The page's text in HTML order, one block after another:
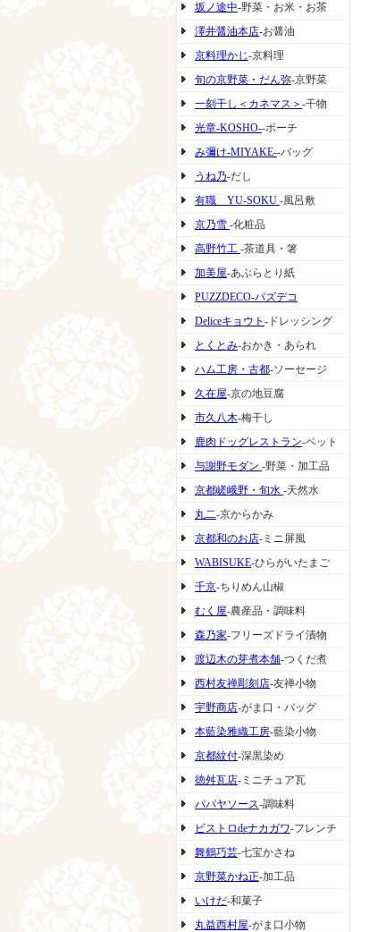
坂ノ途中-野菜・お米・お茶
澤井醤油本店-お醤油
京料理かじ-京料理
旬の京野菜・だん弥-京野菜
一刻干し＜カネマス＞ -干物
光章-KOSHO--ポーチ
み彌け-MIYAKE--バッグ
うね乃-だし
有職 YU-SOKU -風呂敷
京乃雪 -化粧品
高野竹工 -茶道具・箸
加美屋-あぶらとり紙
PUZZDECO-パズデコ
Deliceキョウト -ドレッシング
とくとみ-おかき・あられ
ハム工房・古都-ソーセージ
久在屋-京の地豆腐
市久八木-梅干し
鹿肉ドッグレストラン-ペット
与謝野モダン -野菜・加工品
京都嵯峨野・旬水 -天然水
丸二-京からかみ
京都和のお店-ミニ屏風
WABISUKE-ひらがいたまご
千京-ちりめん山椒
むく屋-農産品・調味料
森乃家-フリーズドライ漬物
渡辺木の芽煮本舗-つくだ煮
西村友禅彫刻店-友禅小物
宇野商店-がま口・バッグ
本藍染雅織工房-藍染小物
京都紋付-深黒染め
徳舛瓦店-ミニチュア瓦
パパヤソース-調味料
ビストロdeナカガワ-フレンチ
舞鶴巧芸-七宝かさね
京野菜かね正-加工品
いけだ-和菓子
丸益西村屋-がま口小物